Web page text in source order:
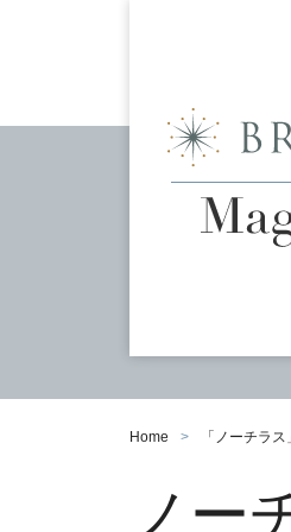
Home 「 ノーチラス